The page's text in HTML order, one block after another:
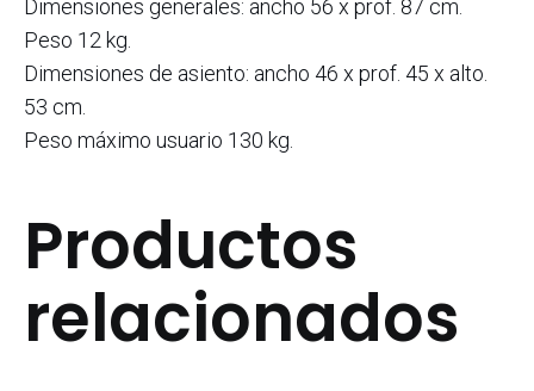
Dimensiones generales: ancho 56 x prof. 87 cm.
Peso 12 kg.
Dimensiones de asiento: ancho 46 x prof. 45 x alto.
53 cm.
Peso máximo usuario 130 kg.
Productos
relacionados